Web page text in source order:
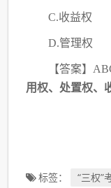
C.收益权
D.管理权
【答案】
用权、处置权、
标签： “三权”